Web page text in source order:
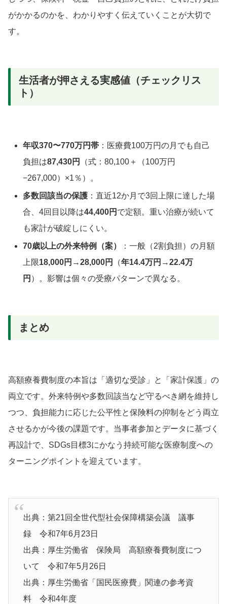
がかかるのかを、わかりやすく伝えていくことが大切で
す。
生活者が押さえる実感値（チェックリス
ト）
年収370〜770万円帯 ：医療費100万円の月でも自己
負担は87,430円
（式：80,100＋（100万円
−267,000）×1％）。
多数回該当の保護 ：直近12か月で3回上限に達した場
合、4回目以降は44,400円 で定額。重い治療が続いて
も家計が破綻しにくい。
70歳以上の外来特例（案）
：一般（2割負担）の月額
上限18,000円→28,000円 （年14.4万円→22.4万
円 ）。影響は個々の受療パターンで異なる。
まとめ
高額療養費制度の本旨は「適切な受診」と「家計保護」の
両立です。外来特例や多数回該当など守るべき網を維持し
つつ、負担能力に応じた公平性と保険料の抑制をどう両立
させるかが今後の課題です。当事者参加とデータに基づく
再設計で、SDGs目標3にかなう持続可能な医療制度への
ターニングポイントを迎えています。
出典：第21回全世代型社会保障構築会議 議事
録 令和7年6月23日
出典：厚生労働省 保険局 高額療養費制度につ
いて 令和7年5月26日
出典：厚生労働省「国民医療費」関連の参考資
料 令和4年度